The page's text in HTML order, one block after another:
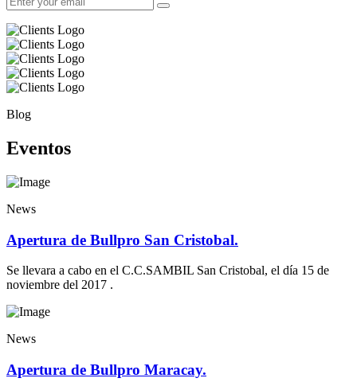
Blog
Eventos
News
Apertura de Bullpro San Cristobal.
Se llevara a cabo en el C.C.SAMBIL San Cristobal, el día 15 de
noviembre del 2017 .
News
Apertura de Bullpro Maracay.